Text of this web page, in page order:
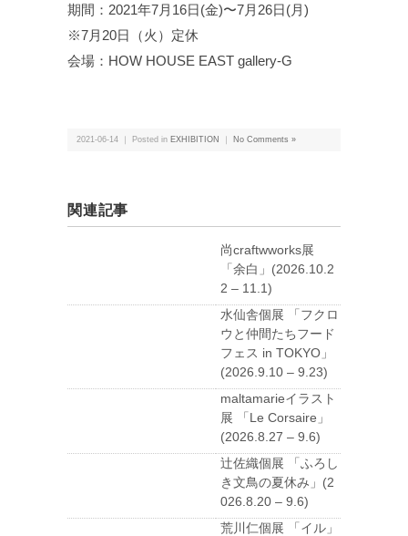
期間：2021年7月16日(金)〜7月26日(月)
※7月20日（火）定休
会場：HOW HOUSE EAST gallery-G
2021-06-14 ｜ Posted in EXHIBITION No Comments »
関連記事
尚craftwworks展
「余白」(2026.10.2
2 – 11.1)
水仙舎個展 「フクロ
ウと仲間たちフード
フェス in TOKYO」
(2026.9.10 – 9.23)
maltamarieイラスト
展 「Le Corsaire」
(2026.8.27 – 9.6)
辻佐織個展 「ふろし
き文鳥の夏休み」(2
026.8.20 – 9.6)
荒川仁個展 「イル」